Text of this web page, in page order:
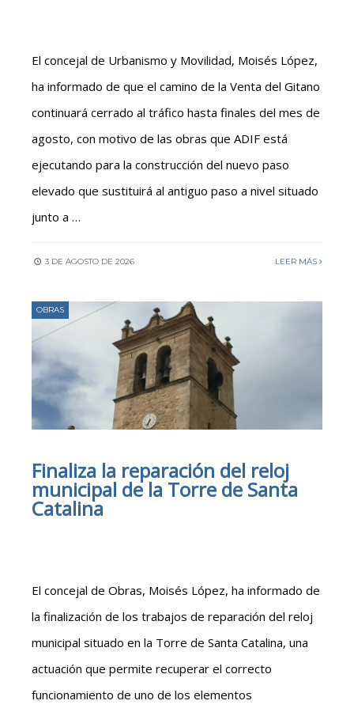
El concejal de Urbanismo y Movilidad, Moisés López,
ha informado de que el camino de la Venta del Gitano
continuará cerrado al tráfico hasta finales del mes de
agosto, con motivo de las obras que ADIF está
ejecutando para la construcción del nuevo paso
elevado que sustituirá al antiguo paso a nivel situado
junto a …
3 DE AGOSTO DE 2026 LEER MÁS
OBRAS
Finaliza la reparación del reloj
municipal de la Torre de Santa
Catalina
El concejal de Obras, Moisés López, ha informado de
la finalización de los trabajos de reparación del reloj
municipal situado en la Torre de Santa Catalina, una
actuación que permite recuperar el correcto
funcionamiento de uno de los elementos